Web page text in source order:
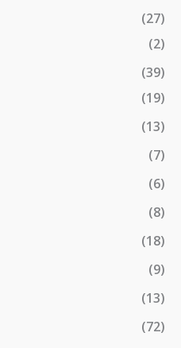
(27)
(2)
(39)
(19)
(13)
(7)
(6)
(8)
(18)
(9)
(13)
(72)